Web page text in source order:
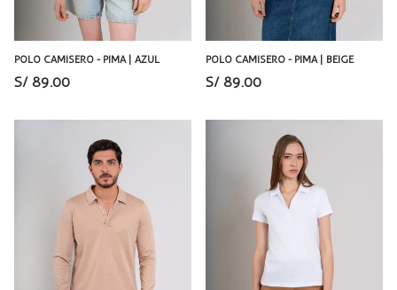
POLO CAMISERO - PIMA | AZUL
S/ 89.00
POLO CAMISERO - PIMA | BEIGE
S/ 89.00